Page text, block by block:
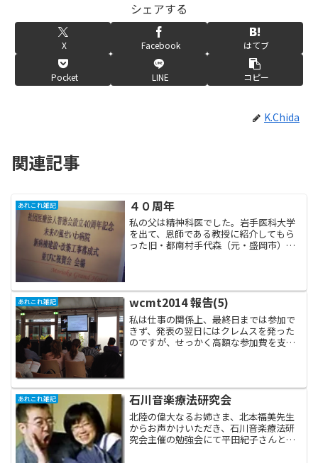
シェアする
X Facebook はてブ
Pocket LINE コピー
K.Chida
関連記事
あれこれ雑記 ４０周年
私の父は精神科医でした。岩手医科大学
を出て、恩師である教授に紹介してもら
った旧・都南村手代森（元・盛岡市）の
いだ私の弟（理事長）が病...
あれこれ雑記 wcmt2014 報告(5)
私は仕事の関係上、最終日までは参加で
きず、発表の翌日にはクレムスを発った
のですが、せっかく高額な参加費を支払
てサテライト会場で聞き...
あれこれ雑記 石川音楽療法研究会
北陸の偉大なるお姉さま、北本福美先生
からお声かけいただき、石川音楽療法研
究会主催の勉強会にて平田紀子さんと一